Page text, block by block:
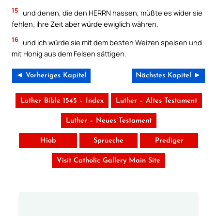
15 und denen, die den HERRN hassen, müßte es wider sie
fehlen; ihre Zeit aber würde ewiglich währen,
16 und ich würde sie mit dem besten Weizen speisen und
mit Honig aus dem Felsen sättigen.
◄ Vorheriges Kapitel Nächstes Kapitel ►
Luther Bible 1545 – Index Luther – Altes Testament
Luther – Neues Testament
Hiob Sprueche Prediger
Visit Catholic Gallery Main Site